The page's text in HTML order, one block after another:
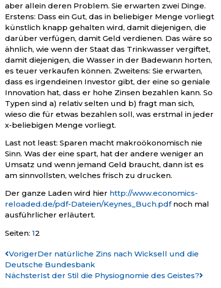
aber allein deren Problem. Sie erwarten zwei Dinge.
Erstens: Dass ein Gut, das in beliebiger Menge vorliegt
künstlich knapp gehalten wird, damit diejenigen, die
darüber verfügen, damit Geld verdienen. Das wäre so
ähnlich, wie wenn der Staat das Trinkwasser vergiftet,
damit diejenigen, die Wasser in der Badewann horten,
es teuer verkaufen können. Zweitens: Sie erwarten,
dass es irgendeinen Investor gibt, der eine so geniale
Innovation hat, dass er hohe Zinsen bezahlen kann. So
Typen sind a) relativ selten und b) fragt man sich,
wieso die für etwas bezahlen soll, was erstmal in jeder
x-beliebigen Menge vorliegt.
Last not least: Sparen macht makroökonomisch nie
Sinn. Was der eine spart, hat der andere weniger an
Umsatz und wenn jemand Geld braucht, dann ist es
am sinnvollsten, welches frisch zu drucken.
Der ganze Laden wird hier http://www.economics-
reloaded.de/pdf-Dateien/Keynes_Buch.pdfnoch mal
ausführlicher erläutert.
Seiten: 12
VorigerDer natürliche Zins nach Wicksell und die
Deutsche Bundesbank
NächsterIst der Stil die Physiognomie des Geistes?